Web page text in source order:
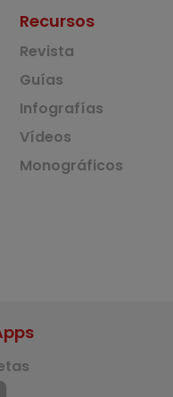
Recursos
Revista
Guías
Infografías
Vídeos
Monográficos